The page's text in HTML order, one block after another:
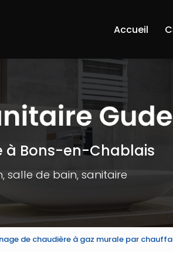
Accueil
à Bons-en-Chablais
salle de bain, sanitaire
de chaudière à gaz murale par